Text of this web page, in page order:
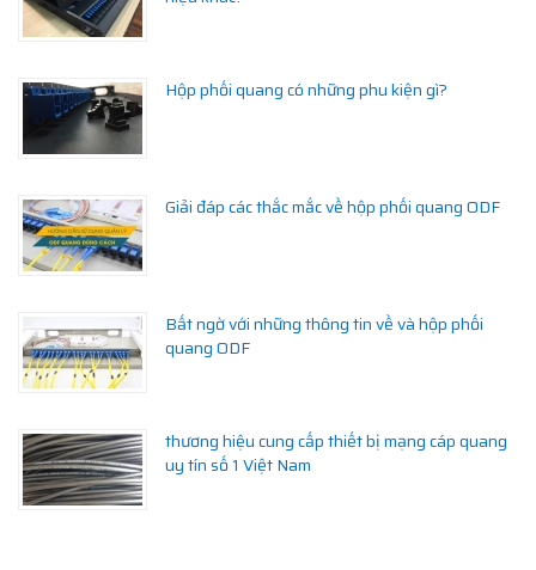
Hộp phối quang có những phu kiện gì?
Giải đáp các thắc mắc về hộp phối quang ODF
Bất ngờ với những thông tin về và hộp phối
quang ODF
thương hiệu cung cấp thiết bị mạng cáp quang
uy tín số 1 Việt Nam